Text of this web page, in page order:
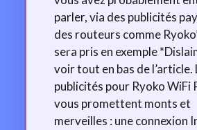
parler, via des publicités
des routeurs comme
sera pris en exemple
voir tout en bas de l’article.
publicités pour Ryoko WiFi
vous promettent monts et
merveilles : une connexion